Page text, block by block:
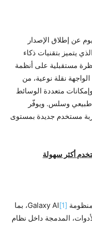
عن إطلاق الإصدار
يتميز بتقنيات ذكاء
مستقبلية على أنظمة
نقلة نوعية، من
متعددة الوسائط
طبيعي وسلس. ويوفّر
مستخدم جديدة بمستوى
أكثر سهولة
[1]
Galaxy AI، بما
المدمجة داخل نظام